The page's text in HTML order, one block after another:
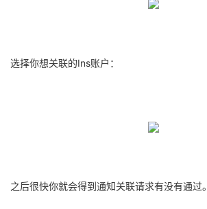
选择你想关联的Ins账户：
之后很快你就会得到通知关联请求有没有通过。